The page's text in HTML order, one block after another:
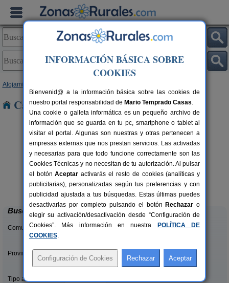
Alojamientos
Casas Rurales cerca de Roiz
33+1 pers.
desde24 €
Casa Rural Campoo
Naveda (Cantabria)
Buscar
Comunidades:
Provincias/Islas:
Tipo alquiler:
INFORMACIÓN BÁSICA SOBRE
COOKIES
Bienvenid@ a la información básica sobre las cookies de
nuestro portal responsabilidad de Mario Temprado Casas.
Una cookie o galleta informática es un pequeño archivo de
información que se guarda en tu pc, smartphone o tablet al
visitar el portal. Algunas son nuestras y otras pertenecen a
empresas externas que nos prestan servicios. Las activadas
y necesarias para que todo funcione correctamente son las
Cookies Técnicas y no necesitan de tu autorización. Al pulsar
el botónAceptar activarás el resto de cookies (analíticas y
publicitarias), personalizadas según tus preferencias y con
publicidad ajustada a tus búsquedas. Estas últimas puedes
desactivarlas por completo pulsando el botón Rechazar o
elegir su activación/desactivación desde “Configuración de
Cookies”. Más información en nuestra
POLÍTICA DE
COOKIES.